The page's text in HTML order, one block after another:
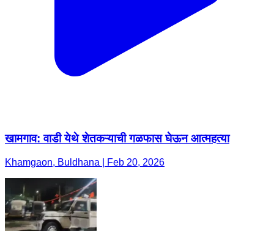
खामगाव: वाडी येथे शेतकऱ्याची गळफास घेऊन आत्महत्या
Khamgaon, Buldhana | Feb 20, 2026